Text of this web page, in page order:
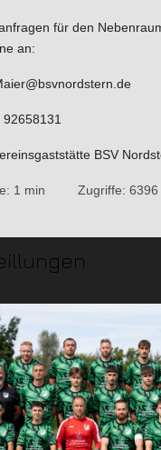
für den
an:
BSV
1 min Zugriffe: 6396